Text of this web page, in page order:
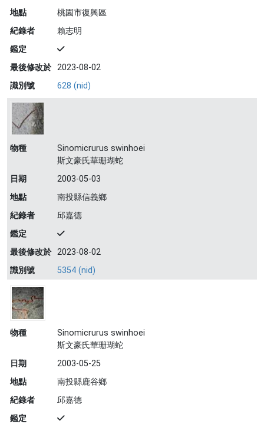
地點
桃園市復興區
紀錄者
賴志明
鑑定
最後修改於 2023-08-02
識別號
628 (nid)
物種
Sinomicrurus swinhoei
斯文豪氏華珊瑚蛇
日期
2003-05-03
地點
南投縣信義鄉
紀錄者
邱嘉德
鑑定
最後修改於 2023-08-02
識別號
5354 (nid)
物種
Sinomicrurus swinhoei
斯文豪氏華珊瑚蛇
日期
2003-05-25
地點
南投縣鹿谷鄉
紀錄者
邱嘉德
鑑定